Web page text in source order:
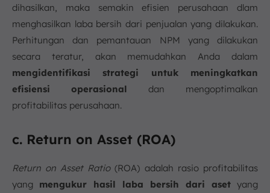
dihasilkan, maka semakin efisien perusahaan dlam
menghasilkan laba bersih dari penjualan yang dilakukan.
Perhitungan dan pemantauan NPM yang dilakukan
secara teratur, akan memudahkan Anda dalam
mengidentifikasi strategi untuk meningkatkan
efisiensi operasional dan mengoptimalkan
profitabilitas perusahaan.
c. Return on Asset (ROA)
Return on Asset Ratio(ROA) adalah rasio profitabilitas
yang mengukur hasil laba bersih dari aset yang